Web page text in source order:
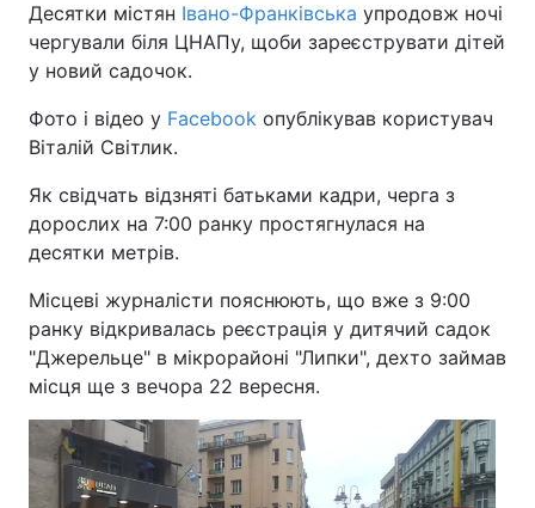
Головна Війна
Україна
Економіка Світ
Техно і зв'язок Лайт
Здоров'я Туризм
Цікавинки Погода
Екологія Регіони
Лонгріди
Десятки містян Івано-Франківська упродовж ночі
чергували біля ЦНАПу, щоби зареєструвати дітей
у новий садочок.
Фото і відео у Facebook опублікував користувач
Віталій Світлик.
Як свідчать відзняті батьками кадри, черга з
дорослих на 7:00 ранку простягнулася на
десятки метрів.
Місцеві журналісти пояснюють, що вже з 9:00
ранку відкривалась реєстрація у дитячий садок
"Джерельце" в мікрорайоні "Липки", дехто займав
місця ще з вечора 22 вересня.